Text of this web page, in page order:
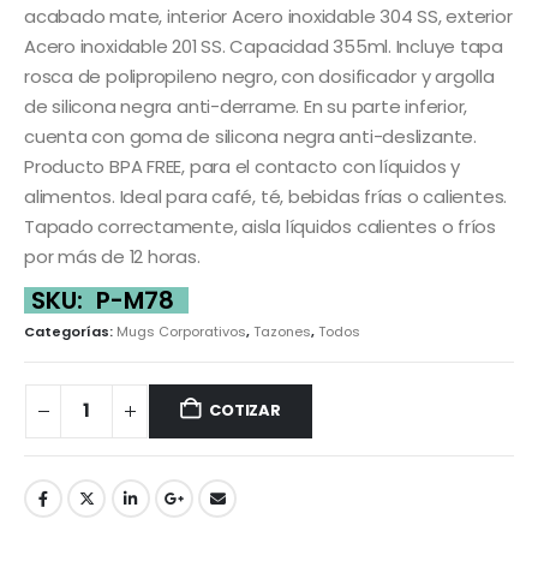
acabado mate, interior Acero inoxidable 304 SS, exterior
Acero inoxidable 201 SS. Capacidad 355ml. Incluye tapa
rosca de polipropileno negro, con dosificador y argolla
de silicona negra anti-derrame. En su parte inferior,
cuenta con goma de silicona negra anti-deslizante.
Producto BPA FREE, para el contacto con líquidos y
alimentos. Ideal para café, té, bebidas frías o calientes.
Tapado correctamente, aisla líquidos calientes o fríos
por más de 12 horas.
SKU: P-M78
Categorías: Mugs Corporativos,Tazones,Todos
COTIZAR